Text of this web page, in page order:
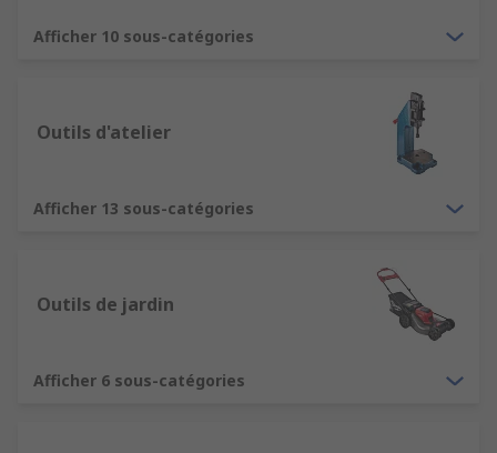
des outils aux clients dans plus de 160 pays, qui
Afficher 10 sous-catégories
Outils d'atelier
Afficher 13 sous-catégories
Outils de jardin
Afficher 6 sous-catégories